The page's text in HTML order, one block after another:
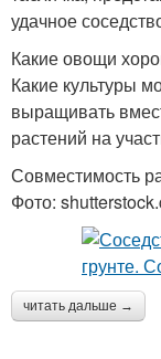
удачное
Какие овощи
Какие культуры
выращивать
растений на
Совместимость
Фото:
читать дальше →